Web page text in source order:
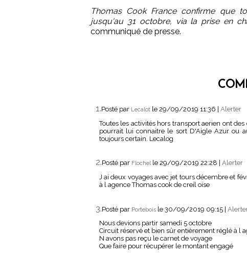
Thomas Cook France confirme que
jusqu'au 31 octobre, via la prise en
communiqué de presse.
1.Posté par Lecalot le 29/09/2019 11:36
Alerter
Toutes les activités hors transport aerien ont
pourrait lui connaitre le sort D'Aigle Azur ou
toujours certain. Lecalog
2.Posté par Flochel le 29/09/2019 22:28
Alerter
J ai deux voyages avec jet tours décembre et
à l agence Thomas cook de creil oise
3.Posté par Portebois le 30/09/2019 09:15 |
Nous devions partir samedi 5 octobre
Circuit réservé et bien sûr entièrement réglé à l
N avons pas reçu le carnet de voyage
Que faire pour récupérer le montant engagé